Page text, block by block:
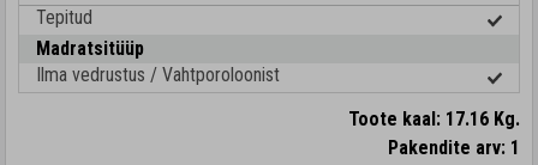
Tepitud
Madratsitüüp
Ilma vedrustus / Vahtporoloonist
Toote kaal: 17.16 Kg.
Pakendite arv: 1